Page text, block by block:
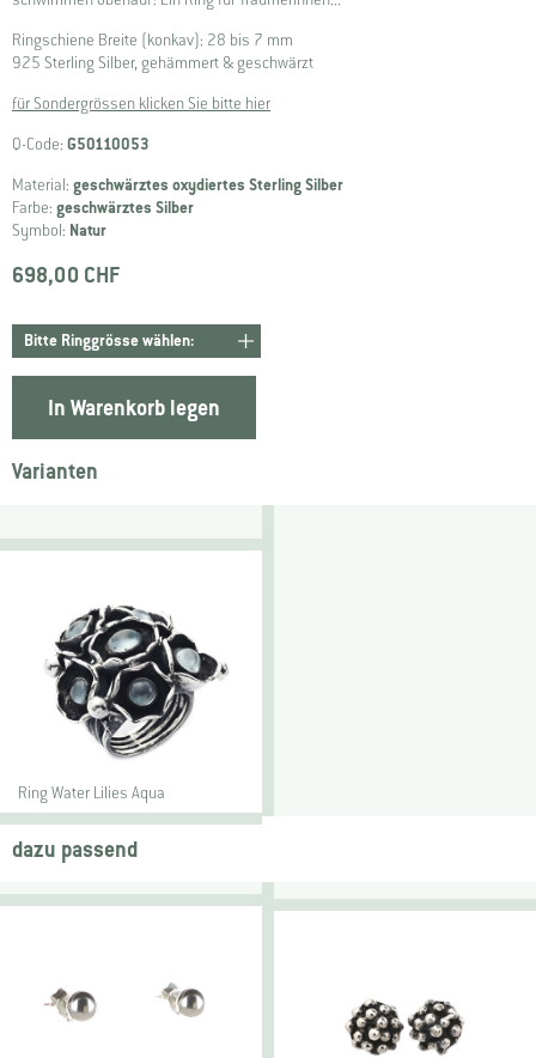
Ringschiene Breite (konkav): 28 bis 7 mm
925 Sterling Silber, gehämmert & geschwärzt
für Sondergrössen klicken Sie bitte hier
Q-Code: G50110053
Material: geschwärztes oxydiertes Sterling Silber
Farbe: geschwärztes Silber
Symbol: Natur
698,00 CHF
In Warenkorb legen
Varianten
Ring Water Lilies Aqua
dazu passend